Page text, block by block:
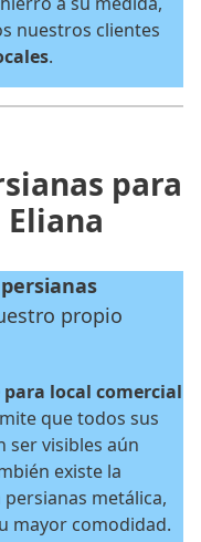
nuestros clientes
.
para
Eliana
propio
local comercial
que todos sus
ser visibles aún
existe la
metálica,
mayor comodidad.